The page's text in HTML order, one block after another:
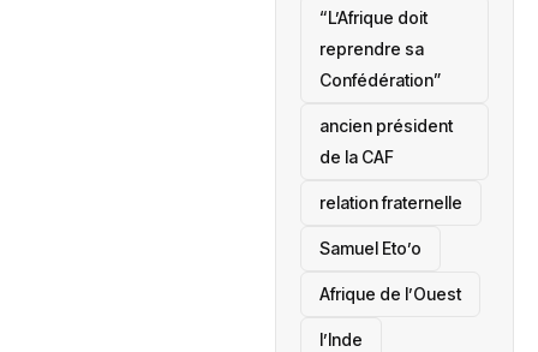
“L’Afrique doit
reprendre sa
Confédération”
ancien président
de la CAF
relation fraternelle
Samuel Eto’o
Afrique de l’Ouest
l’Inde